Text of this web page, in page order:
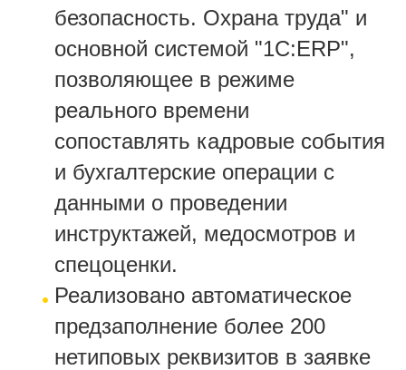
безопасность. Охрана труда" и
основной системой "1С:ERP",
позволяющее в режиме
реального времени
сопоставлять кадровые события
и бухгалтерские операции с
данными о проведении
инструктажей, медосмотров и
спецоценки.
Реализовано автоматическое
предзаполнение более 200
нетиповых реквизитов в заявке